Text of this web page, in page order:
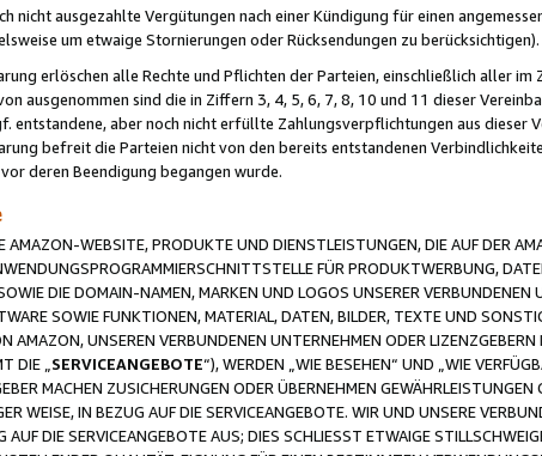
nicht ausgezahlte Vergütungen nach einer Kündigung für einen
um etwaige Stornierungen oder Rücksendungen zu berücksichtigen).
erlöschen alle Rechte und Pflichten der Parteien, einschließlich aller
ausgenommen sind die in Ziffern 3, 4, 5, 6, 7, 8, 10 und 11 dieser
entstandene, aber noch nicht erfüllte Zahlungsverpflichtungen aus dieser
befreit die Parteien nicht von den bereits entstandenen
deren Beendigung begangen wurde.
AMAZON-WEBSITE, PRODUKTE UND DIENSTLEISTUNGEN, DIE AUF DER
FÜR PRODUKTWERBUNG,
DIE DOMAIN-NAMEN, MARKEN UND LOGOS UNSERER
SOWIE FUNKTIONEN, MATERIAL, DATEN, BILDER, TEXTE UND
AMAZON, UNSEREN VERBUNDENEN UNTERNEHMEN ODER
DIE „ SERVICEANGEBOTE“), WERDEN „WIE BESEHEN“ UND „WIE
MACHEN ZUSICHERUNGEN ODER ÜBERNEHMEN
WEISE, IN BEZUG AUF DIE SERVICEANGEBOTE. WIR UND UNSERE
AUF DIE SERVICEANGEBOTE AUS; DIES SCHLIESST ETWAIGE